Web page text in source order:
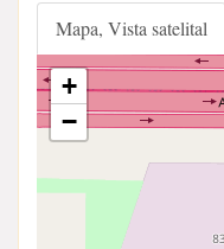
Mapa, Vista satelital
+
−